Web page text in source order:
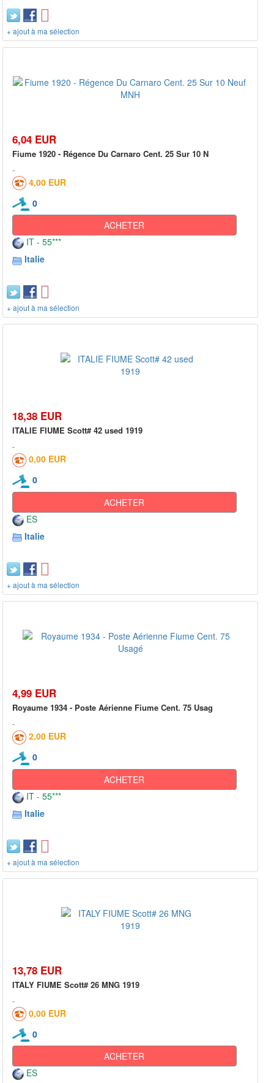
+ ajout à ma sélection
6,04 EUR
Fiume 1920 - Régence Du Carnaro Cent. 25 Sur 10 N
4,00 EUR
0
ACHETER
IT - 55***
Italie
+ ajout à ma sélection
18,38 EUR
ITALIE FIUME Scott# 42 used 1919
0,00 EUR
0
ACHETER
ES
Italie
+ ajout à ma sélection
4,99 EUR
Royaume 1934 - Poste Aérienne Fiume Cent. 75 Usag
2,00 EUR
0
ACHETER
IT - 55***
Italie
+ ajout à ma sélection
13,78 EUR
ITALY FIUME Scott# 26 MNG 1919
0,00 EUR
0
ACHETER
ES